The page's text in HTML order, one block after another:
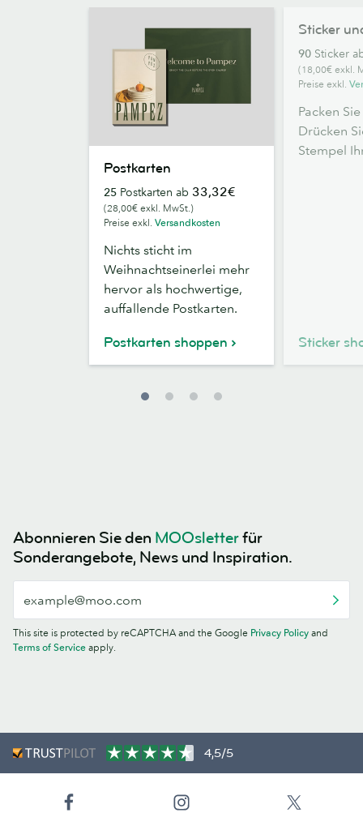
Postkarten
25 Postkarten ab 33,32€
(28,00€ exkl. MwSt.)
Preise exkl. Versandkosten
Nichts sticht im
Weihnachtseinerlei mehr
hervor als hochwertige,
auffallende Postkarten.
Postkarten shoppen
und
Etiketten
Sticker
90 Sticker
(18,00€ exkl.
Preise exkl.
Packen
Drücken
Stempel
Sticker
Abonnieren Sie den MOOsletterfür
Sonderangebote, News und Inspiration.
This site is protected by reCAPTCHA and the Google Privacy Policy and
Terms of Service apply.
4,5/5